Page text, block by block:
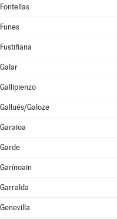
Fontellas
Funes
Fustiñana
Galar
Gallipienzo
Gallués/Galoze
Garaioa
Garde
Garínoain
Garralda
Genevilla